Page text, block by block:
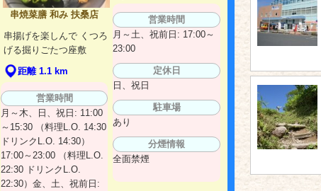
串焼菜膳 和み 扶桑店
串揚げを楽しんで くつろ
げる掘りごたつ座敷
距離 1.1 km
営業時間
月～木、日、祝日: 11:00
～15:30 （料理L.O. 14:30
ドリンクL.O. 14:30）
17:00～23:00 （料理L.O.
22:30 ドリンクL.O.
22:30）金、土、祝前日:
営業時間
月～土、祝前日: 17:00～
23:00
定休日
日、祝日
駐車場
あり
分煙情報
全面禁煙